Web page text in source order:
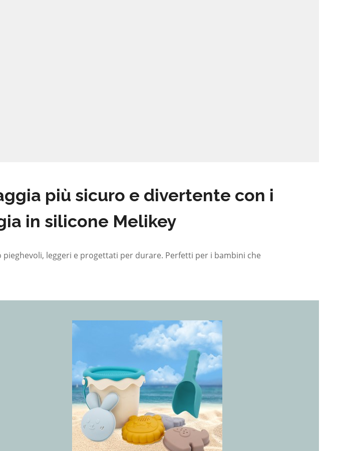
più sicuro e divertente con i
in silicone Melikey
leggeri e progettati per durare. Perfetti per i bambini che